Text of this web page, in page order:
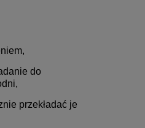
do
przekładać je